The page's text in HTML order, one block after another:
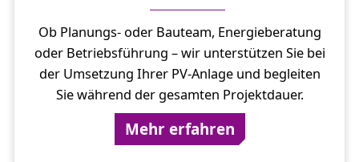
Ob Planungs- oder Bauteam, Energieberatung
oder Betriebsführung – wir unterstützen Sie bei
der Umsetzung Ihrer PV-Anlage und begleiten
Sie während der gesamten Projektdauer.
Mehr erfahren